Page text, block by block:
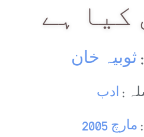
کیا ہے
ثوبیہ خان
: ادب
مارچ 2005